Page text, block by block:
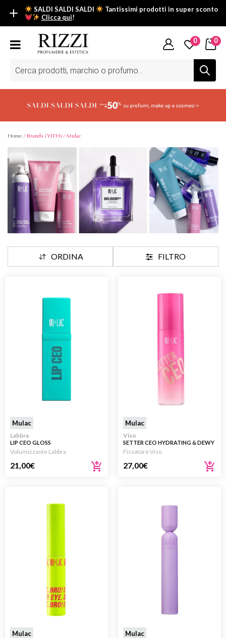
SALDI SALDI SALDI
Tantissimi prodotti in super sconto
Clicca qui!
SALDI SALDI SALDI
Fino al -50% su tantissimi prodotti beauty nella sezione saldi: il
Scopri tutti i prodotti in super saldo!Clicca qui
prodotti
0 0
Home / Brands (YITH) / Mulac
ORDINA FILTRO
Mulac
Labbra
LIP CEO GLOSS
Volumizzante Labbra
21,00€
Mulac
Viso
SETTER CEO HYDRATING & DEWY
BIPHASIC SETTING SPRAY 75ML
Fissatore Viso
27,00€
Mulac Mulac